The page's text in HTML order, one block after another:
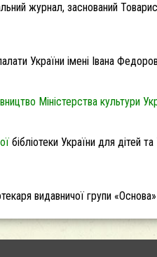
журнал, заснований
України імені Івана
Міністерства культури
бібліотеки України для дітей та
видавничої групи «Основа»